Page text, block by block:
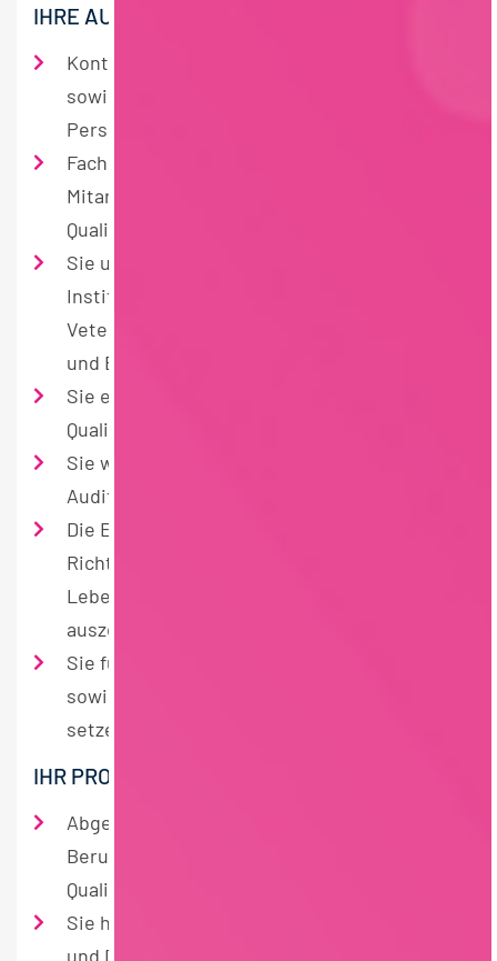
IHRE AUFGABEN:
Kontrolle der gesamten Produktionspalette
sowie Überwachung der Betriebs- und
Personalhygiene
Fachbezogene Führung und Schulung der
Mitarbeiter in allen Fragen des
Qualitätsmanagements
Sie unterstützen und begleiten neutrale
Institute IFS-Auditoren und amtliche
Veterinärkontrolleure bei Probeentnahmen
und Betriebsbegehungen
Sie erstellen bzw. begleiten die
Qualitätssicherungsmaßnahmen
Sie wirken bei der Durchführung interner
Audits mit
Die Einhaltung der gültigen gesetzlichen
Richtlinien bezüglich der
Lebensmittelkennzeichnung und -
auszeichnung stellen Sie sicher
Sie führen regelmäßige Frischekontrollen
sowie Hygienekontrollen (HACCP) durch und
setzen die IFS-Vorgaben um
IHR PROFIL:
Abgeschlossene Berufsausbildung und
Berufserfahrung im Bereich der
Qualitätssicherung
Sie haben erste Erfahrungen zur Einhaltung
und Durchführung der Standards gem. IFS